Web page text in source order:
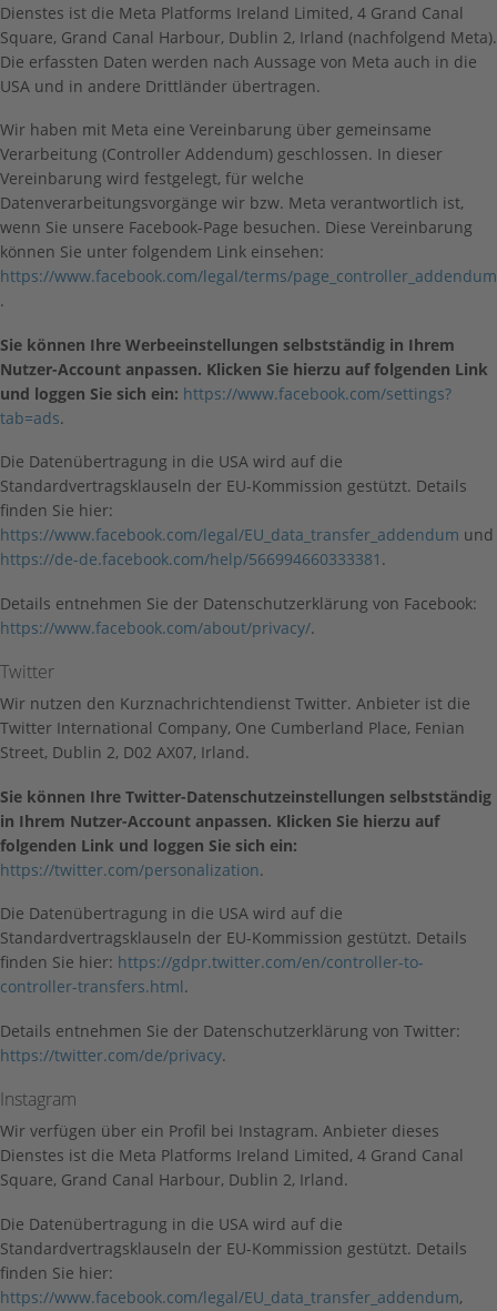
Dienstes ist die Meta Platforms Ireland Limited, 4 Grand Canal
Square, Grand Canal Harbour, Dublin 2, Irland (nachfolgend Meta).
Die erfassten Daten werden nach Aussage von Meta auch in die
USA und in andere Drittländer übertragen.
Wir haben mit Meta eine Vereinbarung über gemeinsame
Verarbeitung (Controller Addendum) geschlossen. In dieser
Vereinbarung wird festgelegt, für welche
Datenverarbeitungsvorgänge wir bzw. Meta verantwortlich ist,
wenn Sie unsere Facebook-Page besuchen. Diese Vereinbarung
können Sie unter folgendem Link einsehen:
https://www.facebook.com/legal/terms/page_controller_addendum
.
Sie können Ihre Werbeeinstellungen selbstständig in Ihrem
Nutzer-Account anpassen. Klicken Sie hierzu auf folgenden Link
und loggen Sie sich ein: https://www.facebook.com/settings?
tab=ads.
Die Datenübertragung in die USA wird auf die
Standardvertragsklauseln der EU-Kommission gestützt. Details
finden Sie hier:
https://www.facebook.com/legal/EU_data_transfer_addendum und
https://de-de.facebook.com/help/566994660333381 .
Details entnehmen Sie der Datenschutzerklärung von Facebook:
https://www.facebook.com/about/privacy/.
Twitter
Wir nutzen den Kurznachrichtendienst Twitter. Anbieter ist die
Twitter International Company, One Cumberland Place, Fenian
Street, Dublin 2, D02 AX07, Irland.
Sie können Ihre Twitter-Datenschutzeinstellungen selbstständig
in Ihrem Nutzer-Account anpassen. Klicken Sie hierzu auf
folgenden Link und loggen Sie sich ein:
https://twitter.com/personalization.
Die Datenübertragung in die USA wird auf die
Standardvertragsklauseln der EU-Kommission gestützt. Details
finden Sie hier: https://gdpr.twitter.com/en/controller-to-
controller-transfers.html.
Details entnehmen Sie der Datenschutzerklärung von Twitter:
https://twitter.com/de/privacy.
Instagram
Wir verfügen über ein Profil bei Instagram. Anbieter dieses
Dienstes ist die Meta Platforms Ireland Limited, 4 Grand Canal
Square, Grand Canal Harbour, Dublin 2, Irland.
Die Datenübertragung in die USA wird auf die
Standardvertragsklauseln der EU-Kommission gestützt. Details
finden Sie hier:
https://www.facebook.com/legal/EU_data_transfer_addendum,